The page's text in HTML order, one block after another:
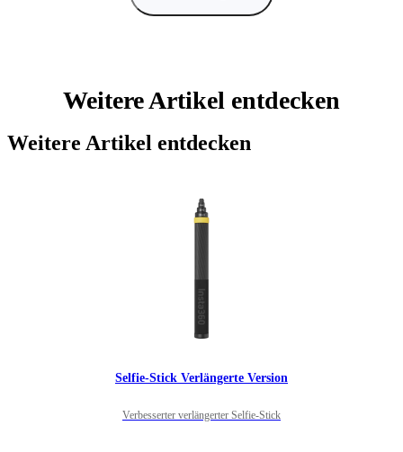
Weitere Artikel entdecken
Weitere Artikel entdecken
Selfie-Stick Verlängerte Version
Verbesserter verlängerter Selfie-Stick